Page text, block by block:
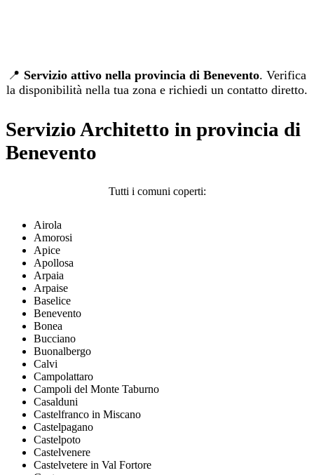
📍 Servizio attivo nella provincia di Benevento. Verifica
la disponibilità nella tua zona e richiedi un contatto diretto.
Servizio Architetto in provincia di
Benevento
Tutti i comuni coperti:
Airola
Amorosi
Apice
Apollosa
Arpaia
Arpaise
Baselice
Benevento
Bonea
Bucciano
Buonalbergo
Calvi
Campolattaro
Campoli del Monte Taburno
Casalduni
Castelfranco in Miscano
Castelpagano
Castelpoto
Castelvenere
Castelvetere in Val Fortore